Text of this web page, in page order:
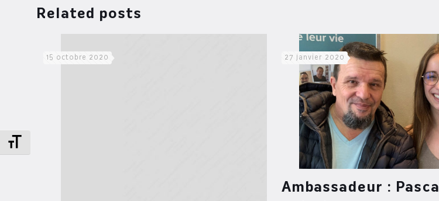
Changer la taille de la police
Related posts
15 octobre 2020 27 janvier 2020
Ambassadeur : Pascal